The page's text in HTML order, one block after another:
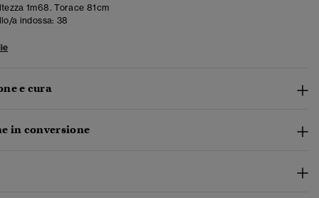
1m68. Torace 81cm
a indossa: 38
e cura
in conversione